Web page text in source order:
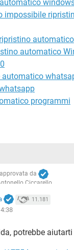
impossibile
automatico
automatico
automatico
programmi
approvata da
Ciccarello
11.181
potrebbe aiutarti